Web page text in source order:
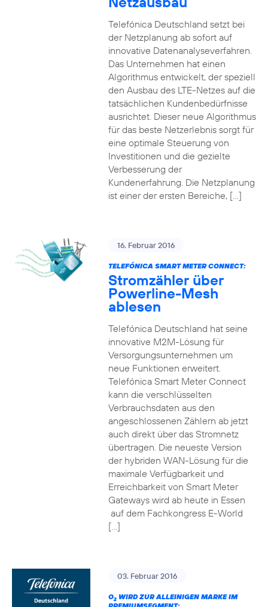
Telefónica Deutschland setzt bei
der Netzplanung ab sofort auf
innovative Datenanalyseverfahren.
Das Unternehmen hat einen
Algorithmus entwickelt, der speziell
den Ausbau des LTE-Netzes auf die
tatsächlichen Kundenbedürfnisse
ausrichtet. Dieser neue Algorithmus
für das beste Netzerlebnis sorgt für
eine optimale Steuerung von
Investitionen und die gezielte
Verbesserung der
Kundenerfahrung. Die Netzplanung
ist einer der ersten Bereiche, […]
16. Februar 2016
TELEFÓNICA SMART METER CONNECT:
Stromzähler über
Powerline-Mesh
ablesen
Telefónica Deutschland hat seine
innovative M2M-Lösung für
Versorgungsunternehmen um
neue Funktionen erweitert.
Telefónica Smart Meter Connect
kann die verschlüsselten
Verbrauchsdaten aus den
angeschlossenen Zählern ab jetzt
auch direkt über das Stromnetz
übertragen. Die neueste Version
der hybriden WAN-Lösung für die
maximale Verfügbarkeit und
Erreichbarkeit von Smart Meter
Gateways wird ab heute in Essen
auf dem Fachkongress E-World
[…]
03. Februar 2016
O2WIRD ZUR ALLEINIGEN MARKE IM